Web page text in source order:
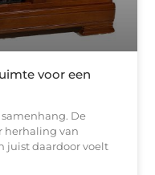
voor een
De
herhaling van
juist daardoor voelt